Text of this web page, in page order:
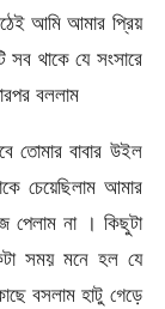
আমি আমার প্রিয়
সব থাকে যে সংসারে
বললাম
তোমার বাবার উইল
চেয়েছিলাম আমার
না । কিছুটা
সময় মনে হল যে
বসলাম হাটু গেড়ে